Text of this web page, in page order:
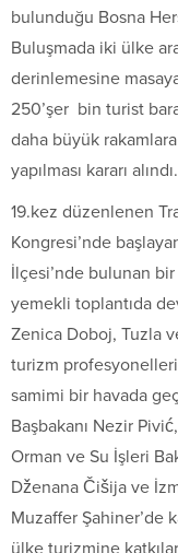
bulunduğu Bosna
Buluşmada iki ülke
derinlemesine
250’şer bin turist
daha büyük rakamlara
yapılması kararı
19.kez düzenlenen
Kongresi’nde
İlçesi’nde bulunan
yemekli toplantıda
Zenica Doboj, Tuzla
turizm
samimi bir havada
Başbakanı Nezir
Orman ve Su İşleri
Dženana Čišija ve
Muzaffer Şahiner’de